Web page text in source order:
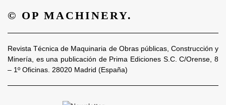
© OP MACHINERY.
Revista Técnica de Maquinaria de Obras públicas, Construcción y
Minería, es una publicación de Prima Ediciones S.C. C/Orense, 8
– 1º Oficinas. 28020 Madrid (España)